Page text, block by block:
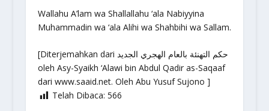
Wallahu A’lam wa Shallallahu ‘ala Nabiyyina
Muhammadin wa ‘ala Alihi wa Shahbihi wa Sallam.
[Diterjemahkan dari حكم التهنئة بالعام الهجري الجديد
oleh Asy-Syaikh ‘Alawi bin Abdul Qadir as-Saqaaf
dari www.saaid.net. Oleh Abu Yusuf Sujono ]
Telah Dibaca: 566